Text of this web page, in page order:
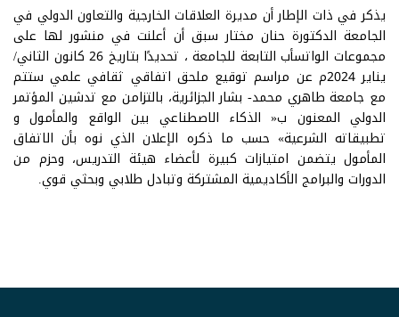
يذكر في ذات الإطار أن مديرة العلاقات الخارجية والتعاون الدولي في
الجامعة الدكتورة حنان مختار سبق أن أعلنت في منشور لها على
مجموعات الواتسأب التابعة للجامعة ، تحديدًا بتاريخ 26 كانون الثاني/
يناير 2024م عن مراسم توقيع ملحق اتفاقي ثقافي علمي ستتم
مع جامعة طاهري محمد- بشار الجزائرية، بالتزامن مع تدشين المؤتمر
الدولي المعنون ب« الذكاء الاصطناعي بين الواقع والمأمول و
تطبيقاته الشرعية» حسب ما ذكره الإعلان الذي نوه بأن الاتفاق
المأمول يتضمن امتيازات كبيرة لأعضاء هيئة التدريس، وحزم من
الدورات والبرامج الأكاديمية المشتركة وتبادل طلابي وبحثي قوي.